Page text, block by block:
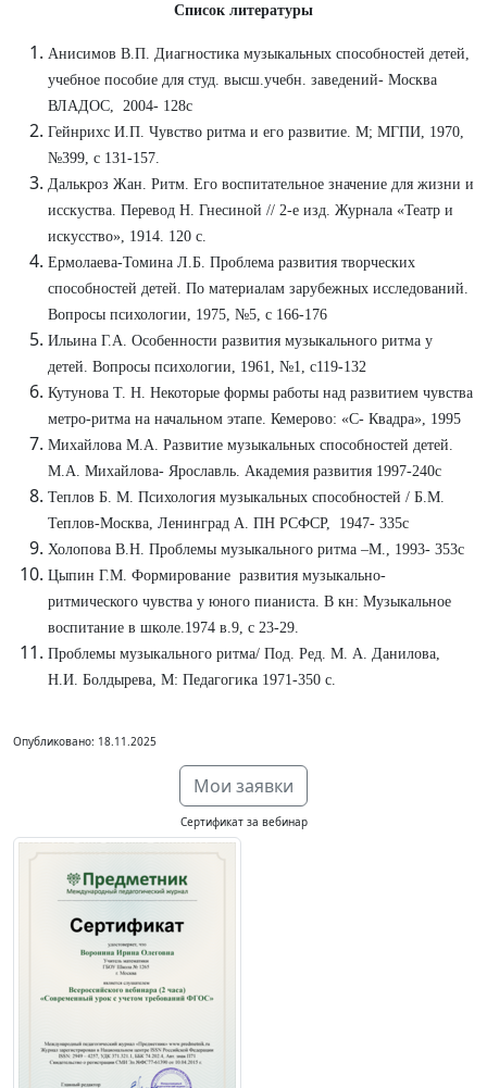
Список литературы
Анисимов В.П. Диагностика музыкальных способностей детей,
учебное пособие для студ. высш.учебн. заведений- Москва
ВЛАДОС, 2004- 128с
Гейнрихс И.П. Чувство ритма и его развитие. М; МГПИ, 1970,
№399, с 131-157.
Далькроз Жан. Ритм. Его воспитательное значение для жизни и
исскуства. Перевод Н. Гнесиной // 2-е изд. Журнала «Театр и
искусство», 1914. 120 с.
Ермолаева-Томина Л.Б. Проблема развития творческих
способностей детей. По материалам зарубежных исследований.
Вопросы психологии, 1975, №5, с 166-176
Ильина Г.А. Особенности развития музыкального ритма у
детей. Вопросы психологии, 1961, №1, с119-132
Кутунова Т. Н. Некоторые формы работы над развитием чувства
метро-ритма на начальном этапе. Кемерово: «С- Квадра», 1995
Михайлова М.А. Развитие музыкальных способностей детей.
М.А. Михайлова- Ярославль. Академия развития 1997-240с
Теплов Б. М. Психология музыкальных способностей / Б.М.
Теплов-Москва, Ленинград А. ПН РСФСР, 1947- 335с
Холопова В.Н. Проблемы музыкального ритма –М., 1993- 353с
Цыпин Г.М. Формирование развития музыкально-
ритмического чувства у юного пианиста. В кн: Музыкальное
воспитание в школе.1974 в.9, с 23-29.
Проблемы музыкального ритма/ Под. Ред. М. А. Данилова,
Н.И. Болдырева, М: Педагогика 1971-350 с.
Опубликовано: 18.11.2025
Мои заявки
Сертификат за вебинар